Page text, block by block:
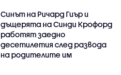
Синът на Ричард Гиър и
дъщерята на Синди Крофорд
работят заедно
десетилетия след развода
на родителите им